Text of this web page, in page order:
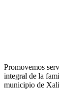
Promovemos
integral de la
municipio de